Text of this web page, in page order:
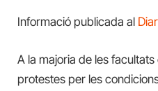
Informació publicada al
A la majoria de les
protestes per les